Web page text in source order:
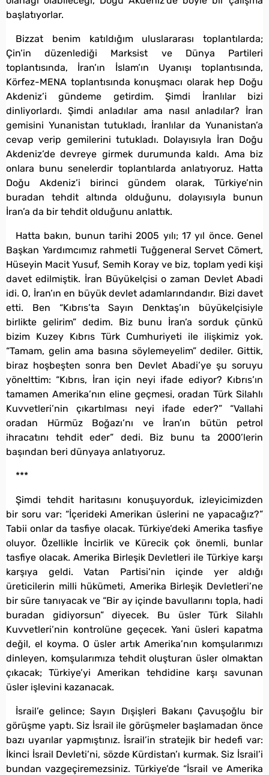
başlatıyorlar.
Bizzat benim katıldığım uluslararası toplantılarda;
Çin’in düzenlediği Marksist ve Dünya Partileri
toplantısında, İran’ın İslam’ın Uyanışı toplantısında,
Körfez-MENA toplantısında konuşmacı olarak hep Doğu
Akdeniz’i gündeme getirdim. Şimdi İranlılar bizi
dinliyorlardı. Şimdi anladılar ama nasıl anladılar? İran
gemisini Yunanistan tutukladı, İranlılar da Yunanistan’a
cevap verip gemilerini tutukladı. Dolayısıyla İran Doğu
Akdeniz’de devreye girmek durumunda kaldı. Ama biz
onlara bunu senelerdir toplantılarda anlatıyoruz. Hatta
Doğu Akdeniz’i birinci gündem olarak, Türkiye’nin
buradan tehdit altında olduğunu, dolayısıyla bunun
İran’a da bir tehdit olduğunu anlattık.
Hatta bakın, bunun tarihi 2005 yılı; 17 yıl önce. Genel
Başkan Yardımcımız rahmetli Tuğgeneral Servet Cömert,
Hüseyin Macit Yusuf, Semih Koray ve biz, toplam yedi kişi
davet edilmiştik. İran Büyükelçisi o zaman Devlet Abadi
idi. O, İran’ın en büyük devlet adamlarındandır. Bizi davet
etti. Ben “Kıbrıs’ta Sayın Denktaş’ın büyükelçisiyle
birlikte gelirim” dedim. Biz bunu İran’a sorduk çünkü
bizim Kuzey Kıbrıs Türk Cumhuriyeti ile ilişkimiz yok.
“Tamam, gelin ama basına söylemeyelim” dediler. Gittik,
biraz hoşbeşten sonra ben Devlet Abadi’ye şu soruyu
yönelttim: “Kıbrıs, İran için neyi ifade ediyor? Kıbrıs’ın
tamamen Amerika’nın eline geçmesi, oradan Türk Silahlı
Kuvvetleri’nin çıkartılması neyi ifade eder?” “Vallahi
oradan Hürmüz Boğazı’nı ve İran’ın bütün petrol
ihracatını tehdit eder” dedi. Biz bunu ta 2000’lerin
başından beri dünyaya anlatıyoruz.
***
Şimdi tehdit haritasını konuşuyorduk, izleyicimizden
bir soru var: “İçerideki Amerikan üslerini ne yapacağız?”
Tabii onlar da tasfiye olacak. Türkiye’deki Amerika tasfiye
oluyor. Özellikle İncirlik ve Kürecik çok önemli, bunlar
tasfiye olacak. Amerika Birleşik Devletleri ile Türkiye karşı
karşıya geldi. Vatan Partisi’nin içinde yer aldığı
üreticilerin milli hükümeti, Amerika Birleşik Devletleri’ne
bir süre tanıyacak ve “Bir ay içinde bavullarını topla, hadi
buradan gidiyorsun” diyecek. Bu üsler Türk Silahlı
Kuvvetleri’nin kontrolüne geçecek. Yani üsleri kapatma
değil, el koyma. O üsler artık Amerika’nın komşularımızı
dinleyen, komşularımıza tehdit oluşturan üsler olmaktan
çıkacak; Türkiye’yi Amerikan tehdidine karşı savunan
üsler işlevini kazanacak.
İsrail’e gelince; Sayın Dışişleri Bakanı Çavuşoğlu bir
görüşme yaptı. Siz İsrail ile görüşmeler başlamadan önce
bazı uyarılar yapmıştınız. İsrail’in stratejik bir hedefi var:
İkinci İsrail Devleti’ni, sözde Kürdistan’ı kurmak. Siz İsrail’i
bundan vazgeçiremezsiniz. Türkiye’de “İsrail ve Amerika